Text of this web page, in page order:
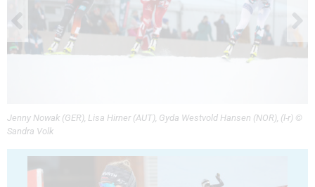
Jenny Nowak (GER), Lisa Hirner (AUT), Gyda Westvold Hansen (NOR), (l-r) ©
Sandra Volk